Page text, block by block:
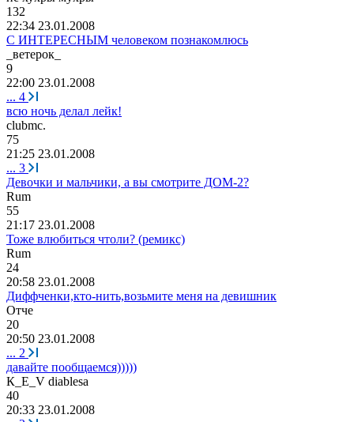
132
22:34 23.01.2008
С ИНТЕРЕСНЫМ человеком познакомлюсь
ветерок
9
22:00 23.01.2008
... 4
всю ночь делал лейк!
clubmc.
75
21:25 23.01.2008
... 3
Девочки и мальчики, а вы смотрите ДОМ-2?
Rum
55
21:17 23.01.2008
Тоже влюбиться чтоли? (ремикс)
Rum
24
20:58 23.01.2008
Диффченки,кто-нить,возьмите меня на девишник
Отче
20
20:50 23.01.2008
... 2
давайте пообщаемся)))))
К Е _V diablesa
40
20:33 23.01.2008